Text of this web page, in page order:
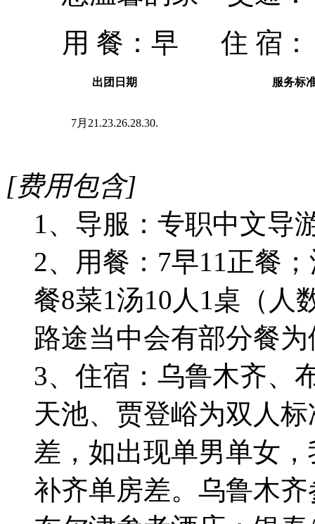
用 餐： 早 住 宿：
出团日期 服务标
7月21.23.26.28.30.
[费用包含]
1、导服：专职中文导
2、用餐：7早11正餐
餐8菜1汤10人1桌（人
路途当中会有部分餐
3、住宿：乌鲁木齐、
天池、贾登峪为双人
差，如出现单男单女
补齐单房差。乌鲁木